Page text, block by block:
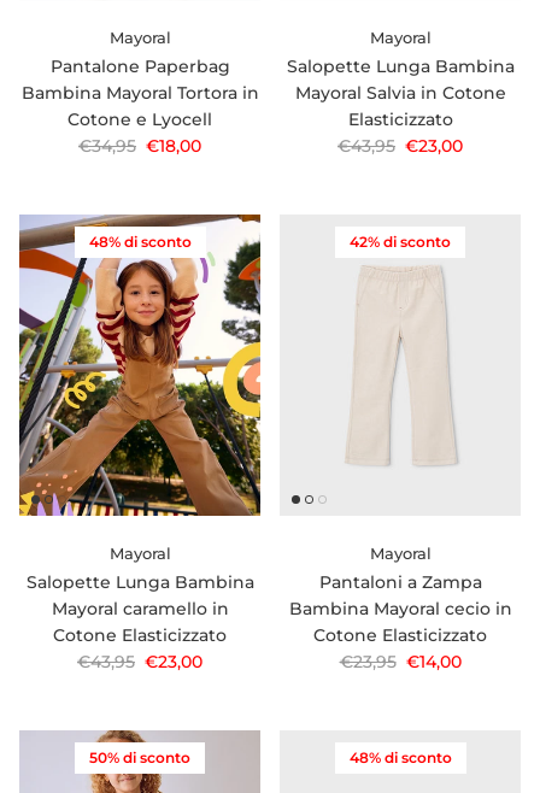
Mayoral
Pantalone Paperbag
Bambina Mayoral Tortora in
Cotone e Lyocell
Prezzo normale
€34,95 Prezzo di vendita
€18,00
Mayoral
Salopette Lunga Bambina
Mayoral Salvia in Cotone
Elasticizzato
Prezzo normale
€43,95 Prezzo di
€23,00
48% di sconto
Mayoral
Salopette Lunga Bambina
Mayoral caramello in
Cotone Elasticizzato
Prezzo normale
€43,95 Prezzo di vendita
€23,00
42% di sconto
Mayoral
Pantaloni a Zampa
Bambina Mayoral cecio in
Cotone Elasticizzato
Prezzo normale
€23,95 Prezzo di
€14,00
50% di sconto 48% di sconto